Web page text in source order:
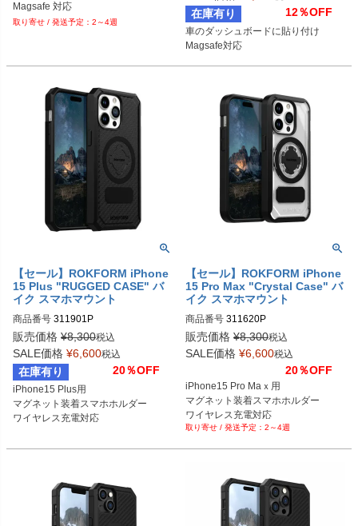
Magsafe 対応
2～4週
在庫有り 12％OFF
車のダッシュボードに貼り付け
Magsafe対応
【セール】ROKFORM iPhone
15 Plus "RUGGED CASE" バ
イク スマホマウント
商品番号 311901P
販売価格 ¥8,300税込
SALE価格 ¥6,600税込
在庫有り 20％OFF
iPhone15 Plus用
マグネット装着スマホホルダー
ワイヤレス充電対応
【セール】ROKFORM iPhone
15 Pro Max "Crystal Case" バ
イク スマホマウント
商品番号 311620P
販売価格 ¥8,300税込
SALE価格 ¥6,600税込
20％OFF
iPhone15 Pro Maｘ用
マグネット装着スマホホルダー
ワイヤレス充電対応
2～4週